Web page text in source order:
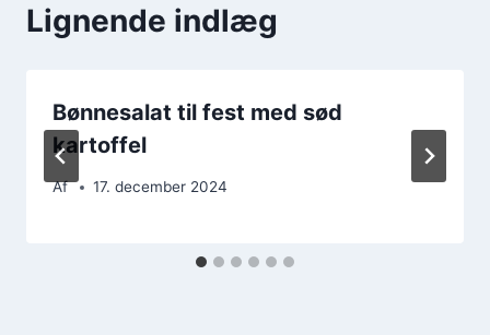
Lignende indlæg
Bønnesalat til fest med sød
kartoffel
Af 17. december 2024